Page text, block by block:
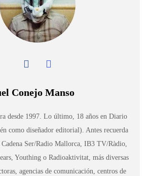
Conejo Manso
desde 1997. Lo último, 18 años en Diario
como diseñador editorial). Antes recuerda
Ser/Radio Mallorca, IB3 TV/Ràdio,
Youthing o Radioaktivitat, más diversas
agencias de comunicación, centros de